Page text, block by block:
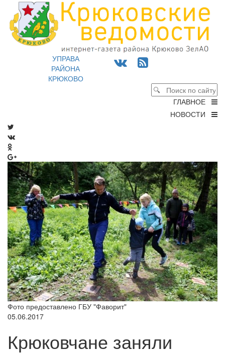
УПРАВА
РАЙОНА
КРЮКОВО
ГЛАВНОЕ
НОВОСТИ
Фото предоставлено ГБУ "Фаворит"
05.06.2017
Крюковчане заняли